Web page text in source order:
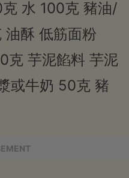
水 100克 豬油/
酥 低筋面粉
克 芋泥餡料 芋泥
或牛奶 50克 豬